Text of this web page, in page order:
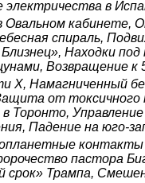
в
кабинете,
спираль,
Находки
Возвращение к
X, Намагниченный
от токсичного
Торонто,
Падение на юго-
пастора
срок» Трампа,